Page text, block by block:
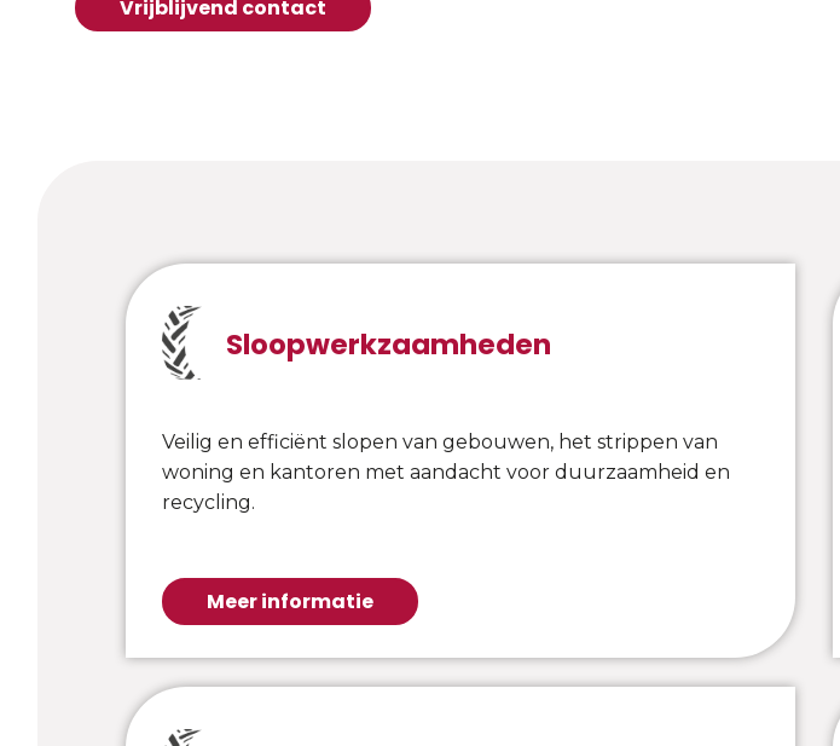
Vrijblijvend contact
Sloopwerkzaamheden
Veilig en efficiënt slopen van gebouwen, het strippen van
woning en kantoren met aandacht voor duurzaamheid en
recycling.
Meer informatie